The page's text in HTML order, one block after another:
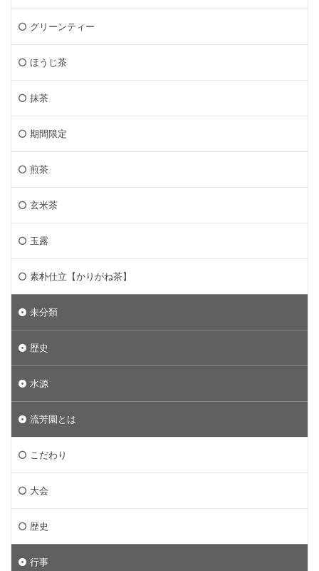
グリーンティー
ほうじ茶
抹茶
期間限定
煎茶
玄米茶
玉露
素朴仕立【かりがね茶】
未分類
歴史
水源
流芳園とは
こだわり
大会
歴史
行事